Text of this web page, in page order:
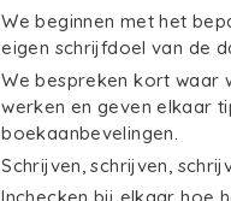
We beginnen met het
eigen schrijfdoel van de
We bespreken kort waar
werken en geven elkaar
boekaanbevelingen.
Schrijven, schrijven,